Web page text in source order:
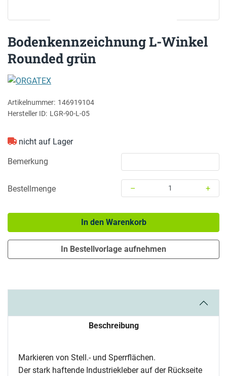
Bodenkennzeichnung L-Winkel
Rounded grün
ORGATEX
Artikelnummer: 146919104
Hersteller ID: LGR-90-L-05
nicht auf Lager
Bemerkung
Bestellmenge –
+
In den Warenkorb
In Bestellvorlage aufnehmen
Beschreibung
Markieren von Stell.- und Sperrflächen.
Der stark haftende Industriekleber auf der Rückseite